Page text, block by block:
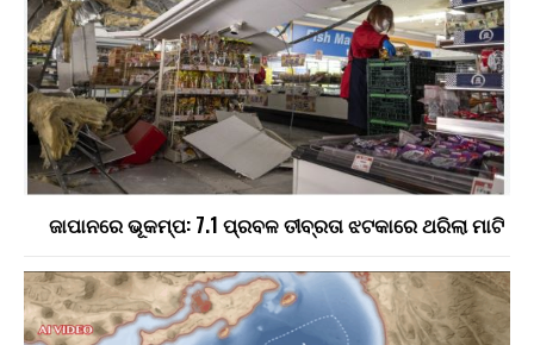
ଜାପାନରେ ଭୂକମ୍ପ: 7.1 ପ୍ରବଳ ତୀବ୍ରତା ଝଟକାରେ ଥରିଲା ମାଟି